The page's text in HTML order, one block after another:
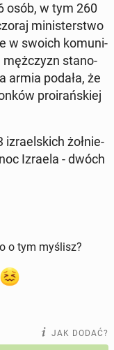
osób, w tym 260
mi­ni­ster­stwo
w swoich ko­mu­ni­
męż­czyzn sta­no­
armia podała, że
pro­irań­skiej
izra­el­skich żoł­nie­
Izraela - dwóch
o tym myślisz?
JAK DODAĆ?